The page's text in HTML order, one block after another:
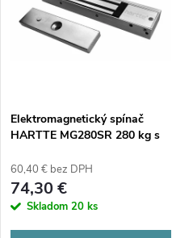
k
o
v
v
Elektromagnetický spínač
HARTTE MG280SR 280 kg s
60,40 € bez DPH
74,30 €
Skladom 20 ks